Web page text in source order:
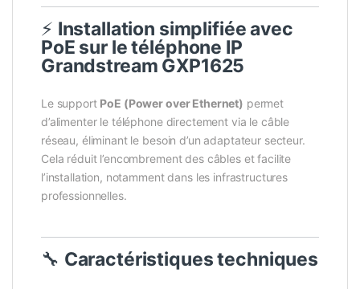
⚡ Installation simplifiée avec
PoE sur le téléphone IP
Grandstream GXP1625
Le support PoE (Power over Ethernet) permet
d’alimenter le téléphone directement via le câble
réseau, éliminant le besoin d’un adaptateur secteur.
Cela réduit l’encombrement des câbles et facilite
l’installation, notamment dans les infrastructures
professionnelles.
🔧 Caractéristiques techniques